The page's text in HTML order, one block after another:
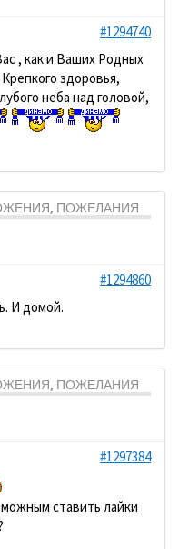
#1294740
, как и Ваших Родных
здоровья,
неба над головой,
ПОЖЕЛАНИЯ
#1294860
И домой.
ПОЖЕЛАНИЯ
#1297384
ставить лайки